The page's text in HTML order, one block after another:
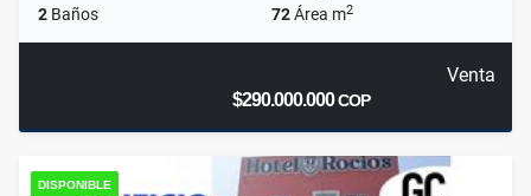
2 Baños 72Área m2
Venta
$290.000.000COP
DISPONIBLE